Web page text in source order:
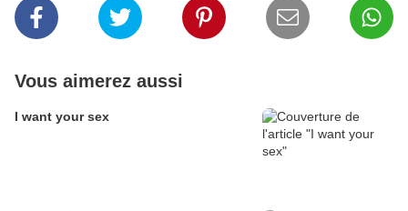
Vous aimerez aussi
I want your sex